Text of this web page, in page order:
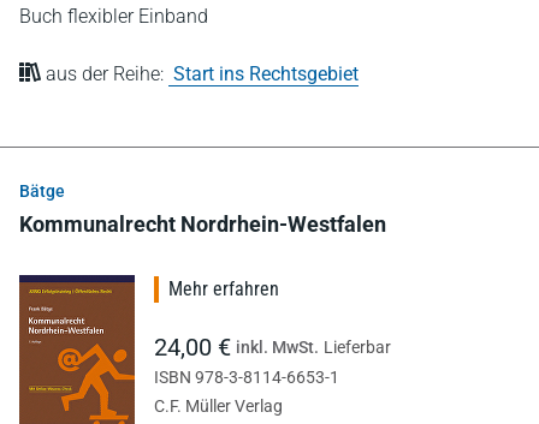
Buch flexibler Einband
aus der Reihe: Start ins Rechtsgebiet
Bätge
Kommunalrecht Nordrhein-Westfalen
Mehr erfahren
24,00 € inkl. MwSt. Lieferbar
ISBN 978-3-8114-6653-1
C.F. Müller Verlag